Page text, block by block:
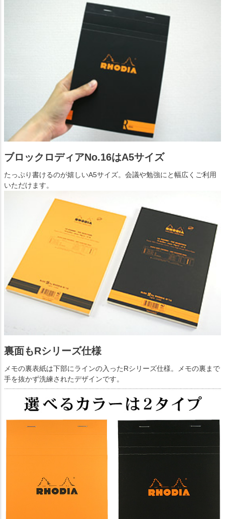
ブロックロディアNo.16はA5サイズ
たっぷり書けるのが嬉しいA5サイズ。会議や勉強にと幅広くご利用
いただけます。
裏面もRシリーズ仕様
メモの裏表紙は下部にラインの入ったRシリーズ仕様。メモの裏まで
手を抜かず洗練されたデザインです。